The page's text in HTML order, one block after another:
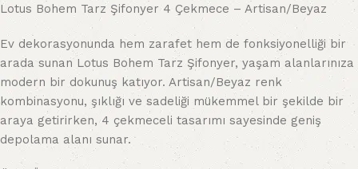
Lotus Bohem Tarz Şifonyer 4 Çekmece – Artisan/Beyaz
Ev dekorasyonunda hem zarafet hem de fonksiyonelliği bir
arada sunan Lotus Bohem Tarz Şifonyer, yaşam alanlarınıza
modern bir dokunuş katıyor. Artisan/Beyaz renk
kombinasyonu, şıklığı ve sadeliği mükemmel bir şekilde bir
araya getirirken, 4 çekmeceli tasarımı sayesinde geniş
depolama alanı sunar.